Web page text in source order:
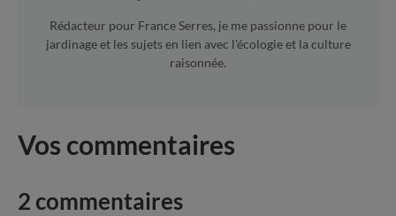
Rédacteur pour France Serres, je me passionne pour le
jardinage et les sujets en lien avec l'écologie et la culture
raisonnée.
Vos commentaires
2 commentaires